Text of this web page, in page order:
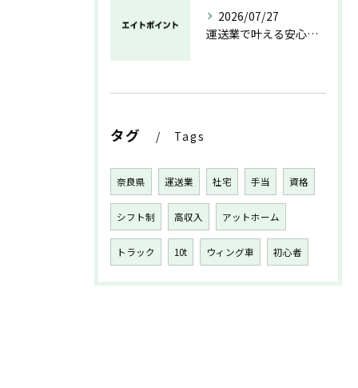
2026/07/27
運送業で叶える安心と成長のキャリア
タグ Tags
奈良県 運送業 社宅 手当 資格
シフト制 高収入 アットホーム
トラック 10t ウィング車 初心者